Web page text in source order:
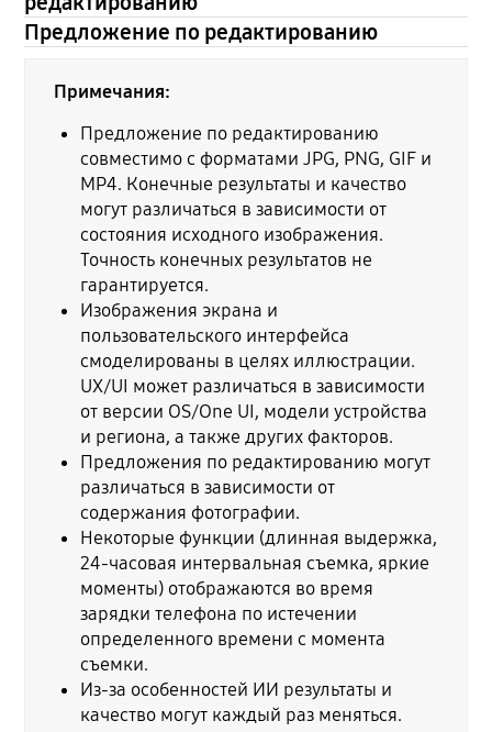
Предложение по редактированию
Примечания:
Предложение по редактированию
совместимо с форматами JPG, PNG, GIF и
MP4. Конечные результаты и качество
могут различаться в зависимости от
состояния исходного изображения.
Точность конечных результатов не
гарантируется.
Изображения экрана и
пользовательского интерфейса
смоделированы в целях иллюстрации.
UX/UI может различаться в зависимости
от версии OS/One UI, модели устройства
и региона, а также других факторов.
Предложения по редактированию могут
различаться в зависимости от
содержания фотографии.
Некоторые функции (длинная выдержка,
24-часовая интервальная съемка, яркие
моменты) отображаются во время
зарядки телефона по истечении
определенного времени с момента
съемки.
Из-за особенностей ИИ результаты и
качество могут каждый раз меняться.